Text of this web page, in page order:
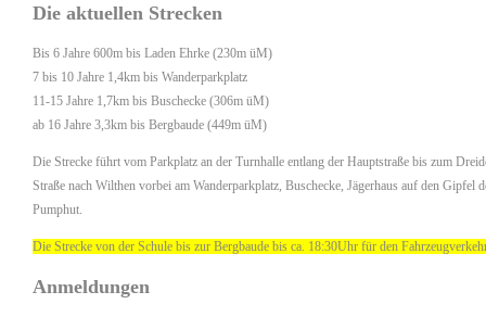
Die aktuellen Strecken
Bis 6 Jahre 600m bis Laden Ehrke (230m üM)
7 bis 10 Jahre 1,4km bis Wanderparkplatz
11-15 Jahre 1,7km bis Buschecke (306m üM)
ab 16 Jahre 3,3km bis Bergbaude (449m üM)
Die Strecke führt vom Parkplatz an der Turnhalle entlang der Hauptstraße bis zum
Straße nach Wilthen vorbei am Wanderparkplatz, Buschecke, Jägerhaus auf den
Pumphut.
Die Strecke von der Schule bis zur Bergbaude bis ca. 18:30Uhr für den
Anmeldungen